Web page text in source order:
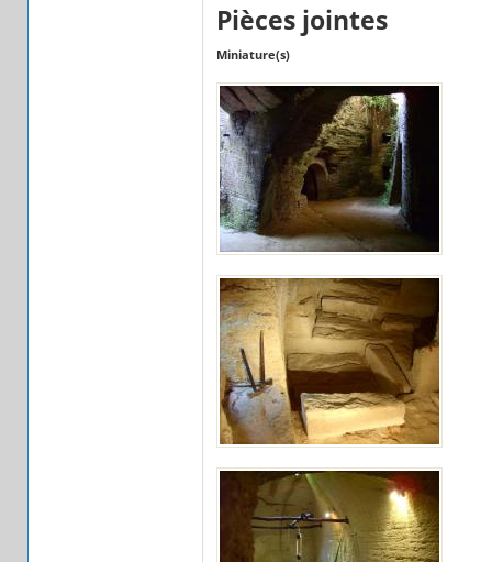
Pièces jointes
Miniature(s)